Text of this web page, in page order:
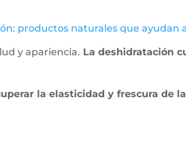
productos naturales que ayudan
y apariencia. La deshidratación
la elasticidad y frescura de